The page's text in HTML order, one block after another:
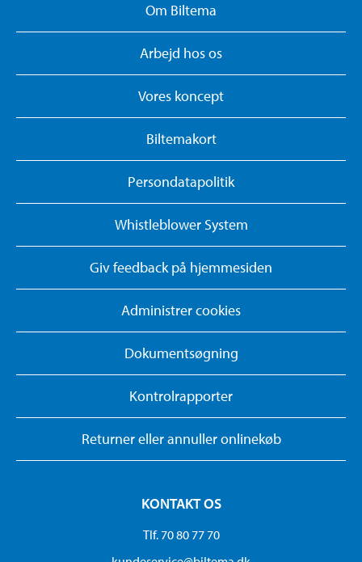
Om Biltema
Arbejd hos os
Vores koncept
Biltemakort
Persondatapolitik
Whistleblower System
Giv feedback på hjemmesiden
Administrer cookies
Dokumentsøgning
Kontrolrapporter
Returner eller annuller onlinekøb
KONTAKT OS
Tlf. 70 80 77 70